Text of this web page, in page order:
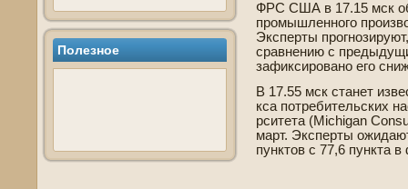
Полезное
ФРС США в 17.15 мск
промышленного
Эксперты
сравнению с
зафиксировано его
В 17.55 мск станет
кса потреби­тельских
рситета (Michigan
март. Эксперты
пунктов с 77,6 пункта